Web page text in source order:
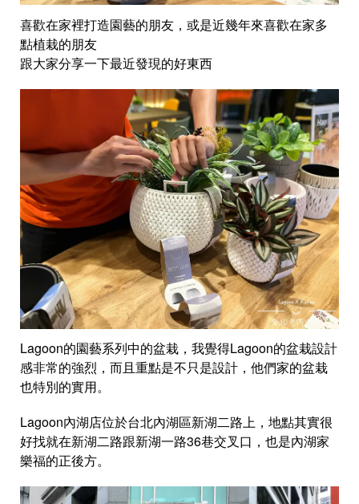
喜歡在家裡打造園藝的朋友，或是近幾年來喜歡在家多
點植栽的朋友
跟大家分享一下最近發現的好東西
Lagoon的園藝系列中的盆栽，我覺得Lagoon的盆栽設計
感非常的強烈，而且重點是不只是設計，他們家的盆栽
也特別的實用。
Lagoon內湖店位於台北內湖區新湖二路上，地點其實很
好找就在新湖二路跟新湖一路36巷交叉口，也是內湖家
樂福的正後方。